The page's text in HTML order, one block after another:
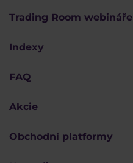
Trading Room webináře
Indexy
FAQ
Akcie
Obchodní platformy